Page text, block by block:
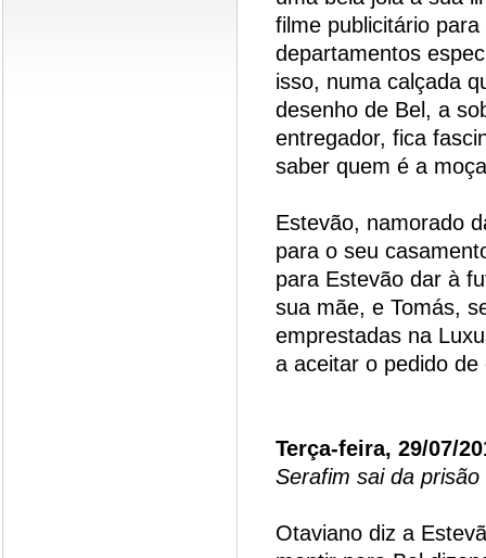
filme publicitário
departamentos
isso, numa calçada
desenho de Bel, a
entregador, fica
saber quem é a
Estevão, namorado
para o seu
para Estevão dar à
sua mãe, e Tomás,
emprestadas na
a aceitar o pedido
Terça-feira, 29/07/
Serafim sai da
Otaviano diz a